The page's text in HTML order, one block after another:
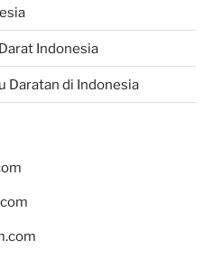
Indonesia
Daratan di Indonesia